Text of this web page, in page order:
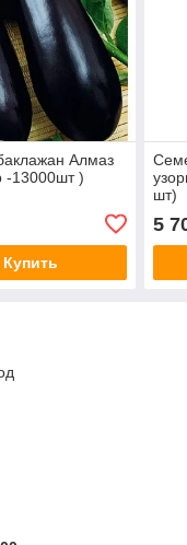
Алмаз
-13000шт )
Купить
шт)
5